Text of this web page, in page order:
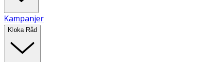
Kampanjer
Kloka Råd